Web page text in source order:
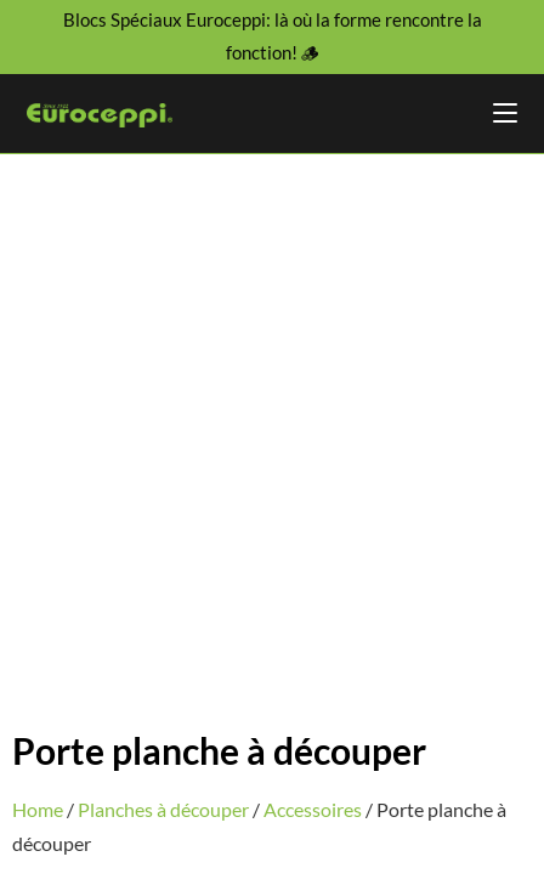
Blocs Spéciaux Euroceppi: là où la forme rencontre la
fonction! 🪵
Porte planche à découper
Home / Planches à découper / Accessoires / Porte planche à
découper